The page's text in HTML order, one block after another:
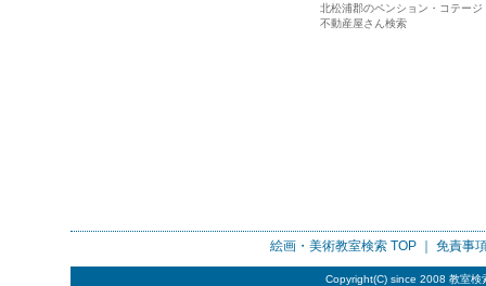
北松浦郡のペンション・コテージ
不動産屋さん検索
絵画・美術教室検索TOP ｜ 免責事
Copyright(C) since 2008 教室検